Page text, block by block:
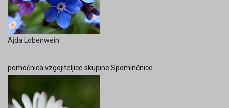
Ajda Lobenwein
pomočnica vzgojiteljice skupine Spominčnice